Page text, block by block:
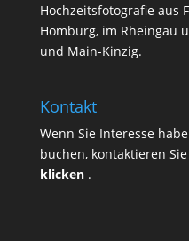
Hochzeitsfotografie aus
Homburg, im Rheingau
und Main-Kinzig.
Kontakt
Wenn Sie Interesse
buchen, kontaktieren
klicken.